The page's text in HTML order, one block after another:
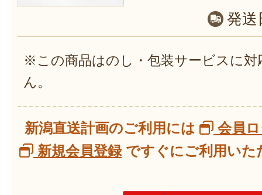
発送
※この商品はのし・包装サービスに対
ん。
新潟直送計画のご利用には
会員
新規会員登録ですぐにご利用いた